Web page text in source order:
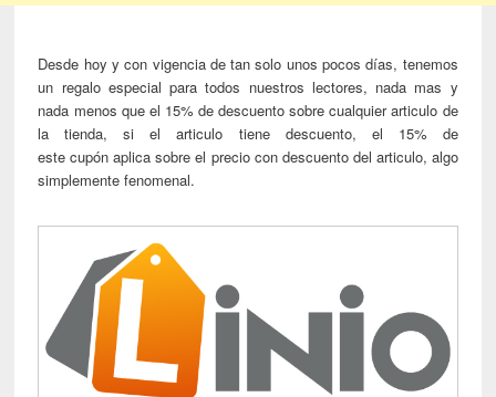
Desde hoy y con vigencia de tan solo unos pocos días, tenemos
un regalo especial para todos nuestros lectores, nada mas y
nada menos que el 15% de descuento sobre cualquier articulo de
la tienda, si el articulo tiene descuento, el 15% de
este cupón aplica sobre el precio con descuento del articulo, algo
simplemente fenomenal.